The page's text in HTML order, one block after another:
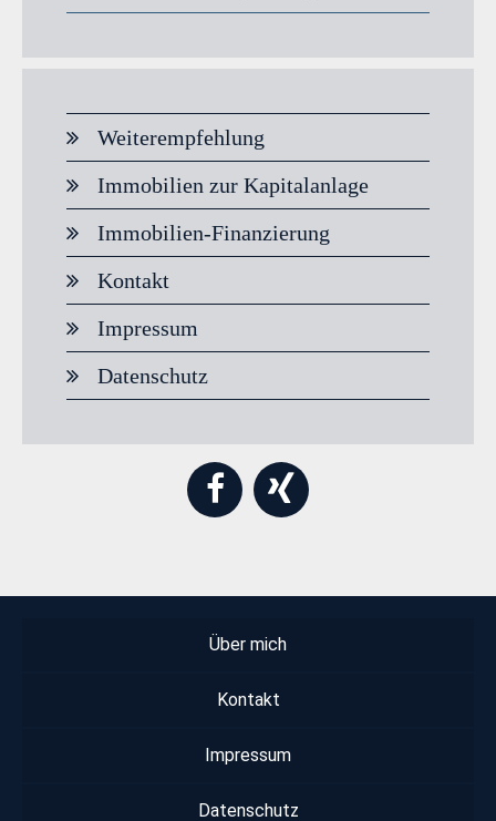
Weiterempfehlung
Immobilien zur Kapitalanlage
Immobilien-Finanzierung
Kontakt
Impressum
Datenschutz
Über mich
Kontakt
Impressum
Datenschutz